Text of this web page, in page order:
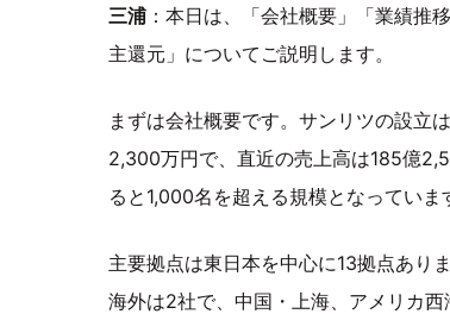
三浦：本日は、「会社概要」「業績推
主還元」についてご説明します。
まずは会社概要です。サンリツの設立
2,300万円で、直近の売上高は185億
ると1,000名を超える規模となっていま
主要拠点は東日本を中心に13拠点あり
海外は2社で、中国・上海、アメリカ